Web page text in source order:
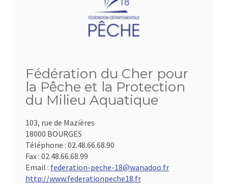
Fédération du Cher pour
la Pêche et la Protection
du Milieu Aquatique
103, rue de Mazières
18000 BOURGES
Téléphone : 02.48.66.68.90
Fax : 02.48.66.68.99
Email : federation-peche-18@wanadoo.fr
http://www.federationpeche18.fr